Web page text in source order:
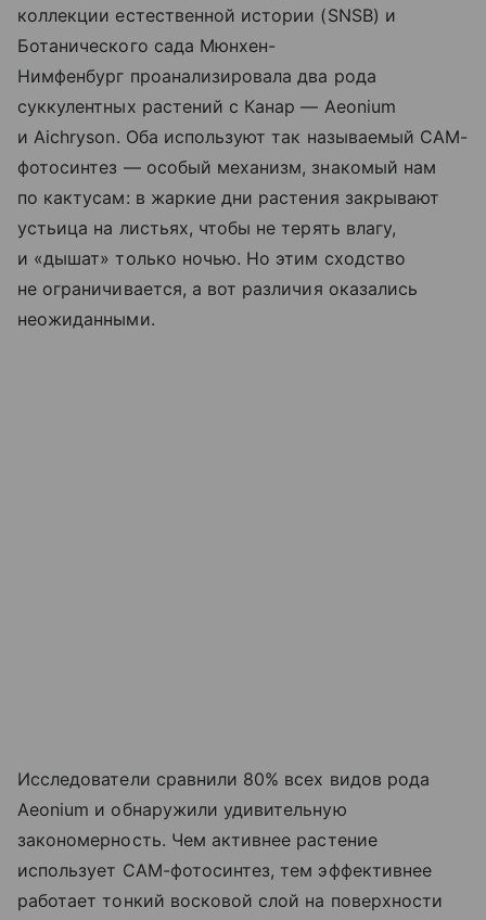
коллекции естественной истории (SNSB) и
Ботанического сада Мюнхен-
Нимфенбург проанализировала два рода
суккулентных растений с Канар — Aeonium
и Aichryson. Оба используют так называемый CAM-
фотосинтез — особый механизм, знакомый нам
по кактусам: в жаркие дни растения закрывают
устьица на листьях, чтобы не терять влагу,
и «дышат» только ночью. Но этим сходство
не ограничивается, а вот различия оказались
неожиданными.
Исследователи сравнили 80% всех видов рода
Aeonium и обнаружили удивительную
закономерность. Чем активнее растение
использует CAM-фотосинтез, тем эффективнее
работает тонкий восковой слой на поверхности